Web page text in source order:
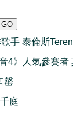
手 泰倫斯
4》人氣參賽者
罄
庭